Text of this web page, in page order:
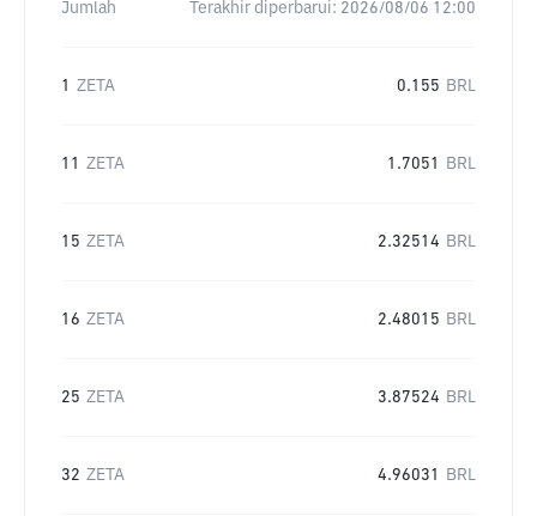
Jumlah Terakhir diperbarui: 2026/08/06 12:00
1 ZETA 0.155 BRL
11 ZETA 1.7051 BRL
15 ZETA 2.32514 BRL
16 ZETA 2.48015 BRL
25 ZETA 3.87524 BRL
32 ZETA 4.96031 BRL